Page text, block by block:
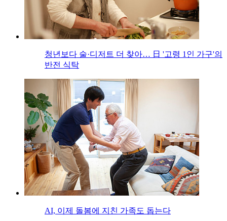
청년보다 술·디저트 더 찾아… 日 '고령 1인 가구'의
반전 식탁
AI, 이제 돌봄에 지친 가족도 돕는다